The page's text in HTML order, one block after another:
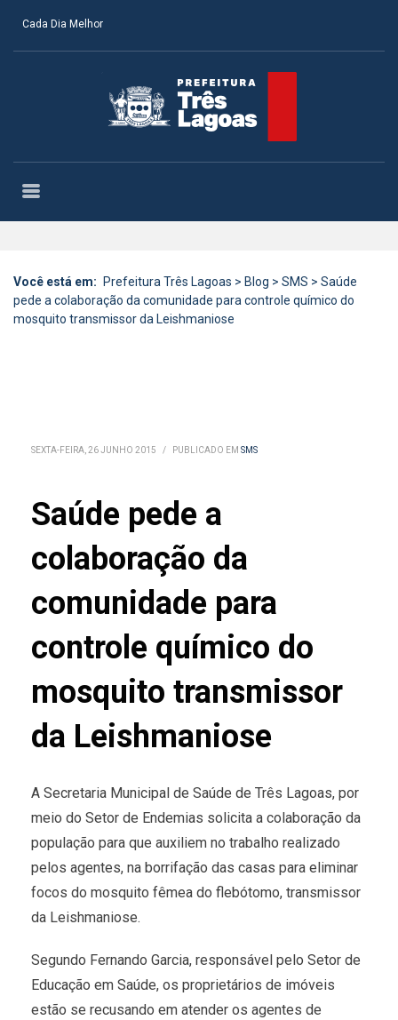
Cada Dia Melhor
Você está em: Prefeitura Três Lagoas > Blog > SMS > Saúde
pede a colaboração da comunidade para controle químico do
mosquito transmissor da Leishmaniose
SEXTA-FEIRA, 26 JUNHO 2015 / PUBLICADO EM SMS
Saúde pede a
colaboração da
comunidade para
controle químico do
mosquito transmissor
da Leishmaniose
A Secretaria Municipal de Saúde de Três Lagoas, por
meio do Setor de Endemias solicita a colaboração da
população para que auxiliem no trabalho realizado
pelos agentes, na borrifação das casas para eliminar
focos do mosquito fêmea do flebótomo, transmissor
da Leishmaniose.
Segundo Fernando Garcia, responsável pelo Setor de
Educação em Saúde, os proprietários de imóveis
estão se recusando em atender os agentes de